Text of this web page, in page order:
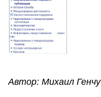
Автор: Михаил Генчу